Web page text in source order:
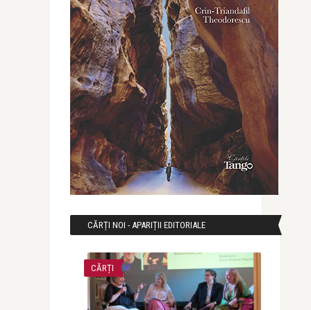
CĂRȚI NOI - APARIȚII EDITORIALE
CĂRȚI